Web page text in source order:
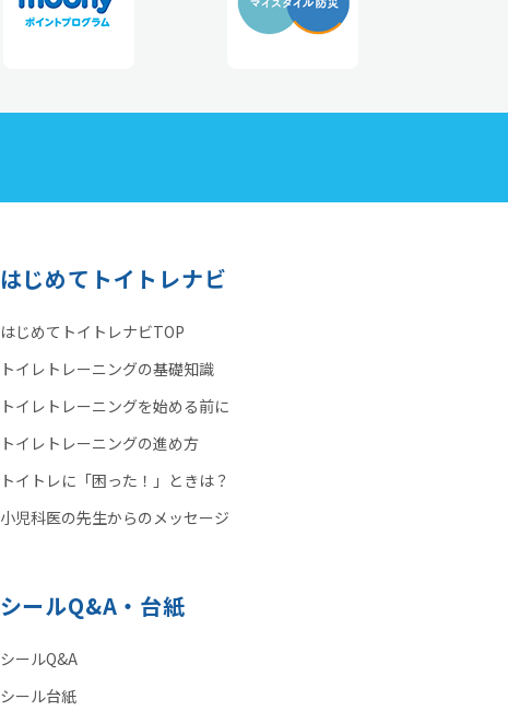
はじめてトイトレナビ
はじめてトイトレナビTOP
トイレトレーニングの基礎知識
トイレトレーニングを始める前に
トイレトレーニングの進め方
トイトレに「困った！」ときは？
小児科医の先生からのメッセージ
シールQ&A・台紙
シールQ&A
シール台紙